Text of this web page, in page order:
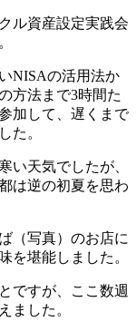
ル資産設定実践会
NISAの活用法か
方法まで3時間た
加して、遅くまで
た。
い天気でしたが、
は逆の初夏を思わ
（写真）のお店に
を堪能しました。
ですが、ここ数週
ました。